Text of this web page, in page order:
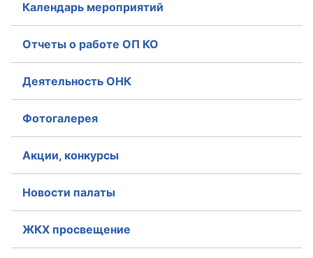
Календарь мероприятий
Отчеты о работе ОП КО
Деятельность ОНК
Фотогалерея
Акции, конкурсы
Новости палаты
ЖКХ просвещение